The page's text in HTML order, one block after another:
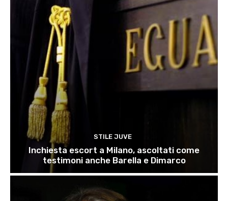
STILE JUVE
Inchiesta escort a Milano, ascoltati come
testimoni anche Barella e Dimarco